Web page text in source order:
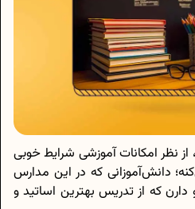
از نظر امکانات آموزشی شرایط خوبی
دانش‌آموزانی که در این مدارس
که از تدریس بهترین اساتید و